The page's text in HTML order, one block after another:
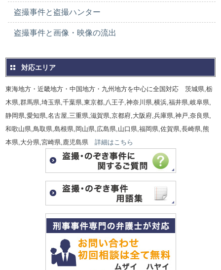
盗撮事件と盗撮ハンター
盗撮事件と画像・映像の流出
対応エリア
東海地方・近畿地方・中国地方・九州地方を中心に全国対応 茨城県,栃
木県,群馬県,埼玉県,千葉県,東京都,八王子,神奈川県,横浜,福井県,岐阜県,
静岡県,愛知県,名古屋,三重県,滋賀県,京都府,大阪府,兵庫県,神戸,奈良県,
和歌山県,鳥取県,島根県,岡山県,広島県,山口県,福岡県,佐賀県,長崎県,熊
本県,大分県,宮崎県,鹿児島県詳細はこちら